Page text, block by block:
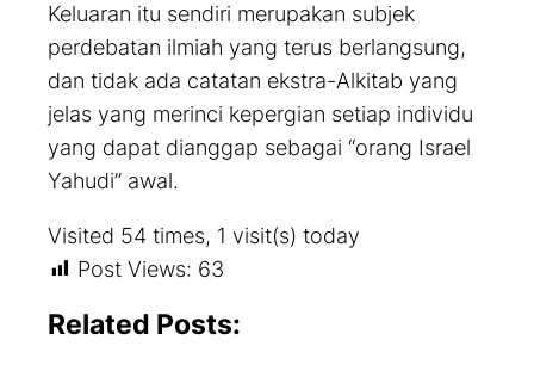
Keluaran itu sendiri merupakan subjek
perdebatan ilmiah yang terus berlangsung,
dan tidak ada catatan ekstra-Alkitab yang
jelas yang merinci kepergian setiap individu
yang dapat dianggap sebagai “orang Israel
Yahudi” awal.
Visited 54 times, 1 visit(s) today
Post Views: 63
Related Posts: